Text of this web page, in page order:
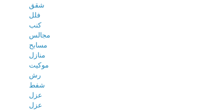
شقق
فلل
كنب
مجالس
مسابح
منازل
موكيت
رش
شفط
عزل
عزل